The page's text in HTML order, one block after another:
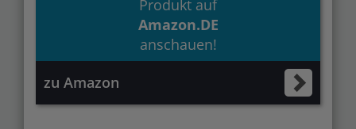
Produkt auf
Amazon.DE
anschauen!
zu Amazon